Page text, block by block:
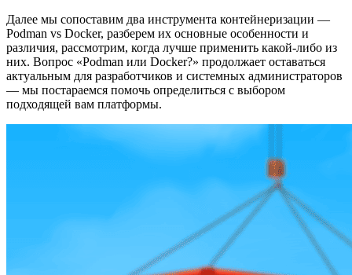
Далее мы сопоставим два инструмента контейнеризации —
Podman vs Docker, разберем их основные особенности и
различия, рассмотрим, когда лучше применить какой-либо из
них. Вопрос «Podman или Docker?» продолжает оставаться
актуальным для разработчиков и системных администраторов
— мы постараемся помочь определиться с выбором
подходящей вам платформы.